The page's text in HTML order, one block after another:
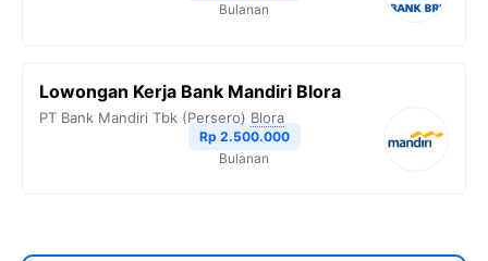
Bulanan
Lowongan Kerja Bank Mandiri Blora
PT Bank Mandiri Tbk (Persero) Blora
Rp 2.500.000
Bulanan